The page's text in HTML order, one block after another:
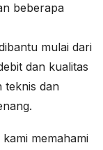
beberapa
mulai dari
dan kualitas
teknis dan
memahami